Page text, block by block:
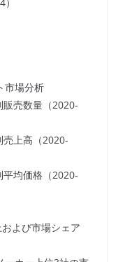
市場分析
売数量（2020-
上高（2020-
均価格（2020-
よび市場シェア